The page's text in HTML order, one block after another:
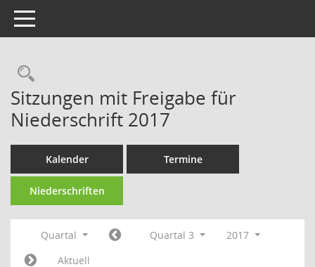
Toggle navigation
Rechercheauswahl
Sitzungen mit Freigabe für
Niederschrift 2017
Kalender Termine
Niederschriften
Quartal Quartal 3
2017
Aktuell